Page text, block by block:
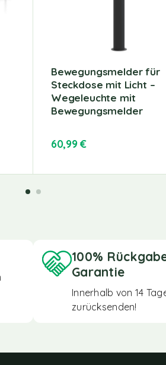
Bewegungsmelder für
Steckdose mit Licht –
Wegeleuchte mit
Bewegungsmelder
60,99€
100%
Garantie
Innerhalb von 14
zurücksenden!